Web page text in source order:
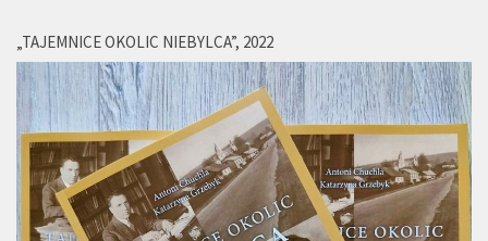
„TAJEMNICE OKOLIC NIEBYLCA”, 2022